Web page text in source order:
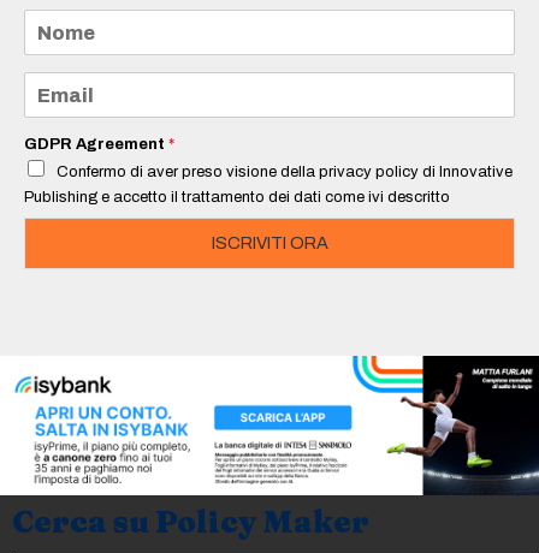
m
e
a
i
*
GDPR Agreement *
Confermo di aver preso visione della privacy policy di Innovative
Publishing e accetto il trattamento dei dati come ivi descritto
ISCRIVITI ORA
Cerca su Policy Maker